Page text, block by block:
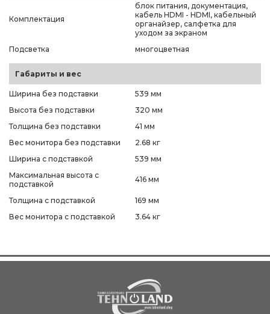
Комплектация
блок питания, документация,
кабель HDMI - HDMI, кабельный
органайзер, салфетка для
уходом за экраном
Подсветка
многоцветная
Габариты и вес
Ширина без подставки
539 мм
Высота без подставки
320 мм
Толщина без подставки
41 мм
Вес монитора без подставки
2.68 кг
Ширина с подставкой
539 мм
Максимальная высота с
подставкой
416 мм
Толщина с подставкой
169 мм
Вес монитора с подставкой
3.64 кг